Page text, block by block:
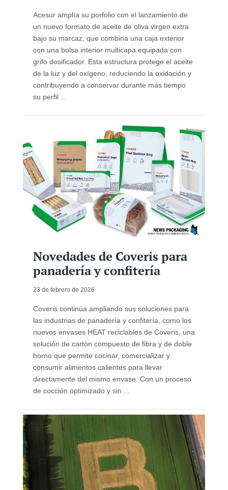
Acesur amplía su porfolio con el lanzamiento de
un nuevo formato de aceite de oliva virgen extra
bajo su marcaz, que combina una caja exterior
con una bolsa interior multicapa equipada con
grifo dosificador. Esta estructura protege el aceite
de la luz y del oxígeno, reduciendo la oxidación y
contribuyendo a conservar durante más tiempo
su perfil ...
Novedades de Coveris para
panadería y confitería
23 de febrero de 2026
Coveris continúa ampliando sus soluciones para
las industrias de panadería y confitería, como los
nuevos envases HEAT reciclables de Coveris, una
solución de cartón compuesto de fibra y de doble
horno que permite cocinar, comercializar y
consumir alimentos calientes para llevar
directamente del mismo envase. Con un proceso
de cocción optimizado y sin ...